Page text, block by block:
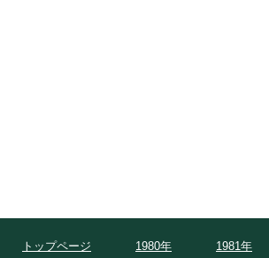
トップページ 1980年 1981年